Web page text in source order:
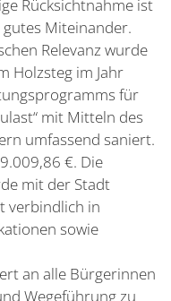
Rücksichtnahme ist
Miteinander.
Relevanz wurde
Holzsteg im Jahr
für
mit Mitteln des
umfassend saniert.
€. Die
mit der Stadt
verbindlich in
sowie
an alle Bürgerinnen
Wegeführung zu